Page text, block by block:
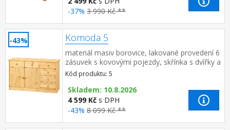
-37% 3 990 Kč **
-43% Komoda 5
materiál masiv borovice, lakované provedení 6
zásuvek s kovovými pojezdy, skřínka s dvířky a
variabilní policí hloubka zásuvky 27,5 cm
Kód produktu: 5
Skladem: 10.8.2026
4 599 Kč s DPH
-43% 8 099 Kč **